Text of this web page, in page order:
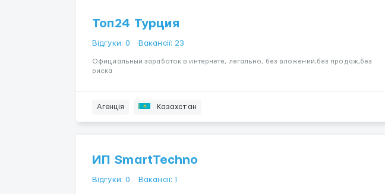
Топ24 Турция
Відгуки: 0 Вакансії: 23
Официальный заработок в интернете, легально, без вложений,без продаж,без
риска
Агенція Казахстан
ИП SmartTechno
Відгуки: 0 Вакансії: 1